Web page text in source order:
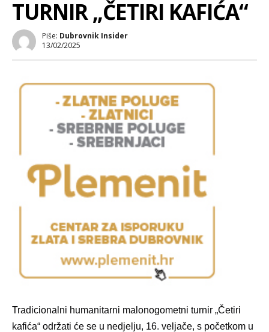
TURNIR „ČETIRI KAFIĆA“
Piše: Dubrovnik Insider
13/02/2025
Tradicionalni humanitarni malonogometni turnir „Četiri
kafića“ održati će se u nedjelju, 16. veljače, s početkom u